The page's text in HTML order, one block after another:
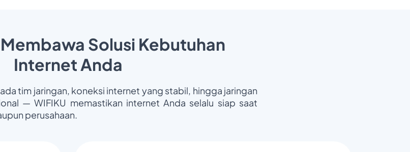
Solusi Kebutuhan
Internet Anda
tim jaringan, koneksi internet yang stabil, hingga jaringan
— WIFIKU memastikan internet Anda selalu siap saat
perusahaan.